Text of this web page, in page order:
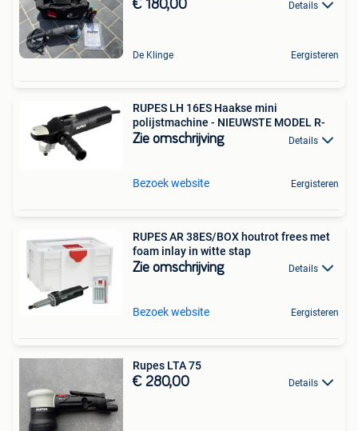
€ 180,00 Details
De Klinge Eergisteren
RUPES LH 16ES Haakse mini
polijstmachine - NIEUWSTE MODEL R-
Zie omschrijving Details
Bezoek website Eergisteren
RUPES AR 38ES/BOX houtrot frees met
foam inlay in witte stap
Zie omschrijving Details
Bezoek website Eergisteren
Rupes LTA 75
€ 280,00 Details